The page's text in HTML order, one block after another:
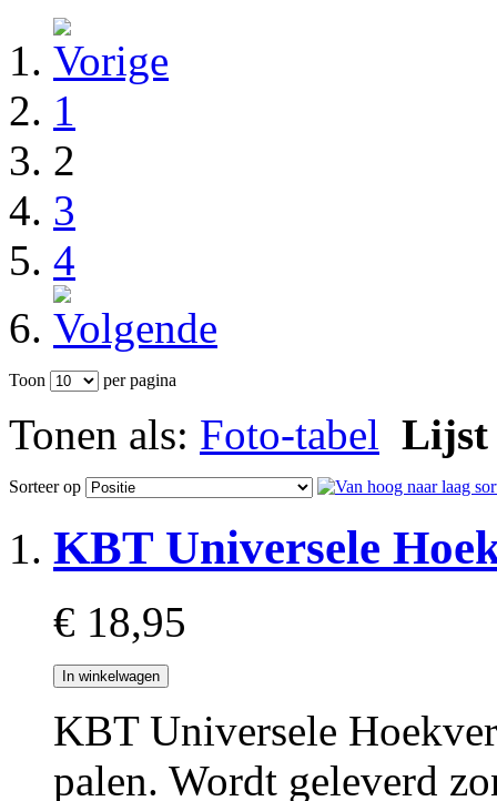
1
2
3
4
Toon per pagina
Tonen als: Foto-tabel Lijst
Sorteer op
KBT Universele
€ 18,95
In winkelwagen
KBT Universele
palen. Wordt geleverd